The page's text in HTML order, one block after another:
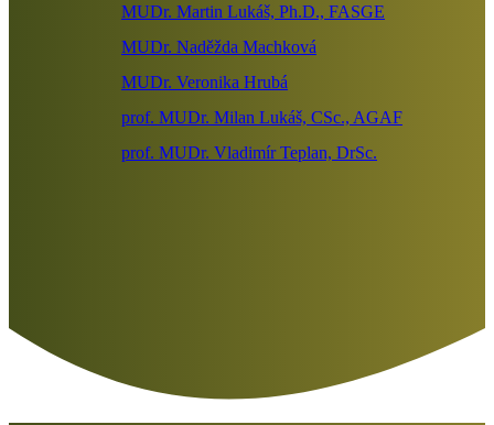
MUDr. Martin Lukáš, Ph.D., FASGE
MUDr. Naděžda Machková
MUDr. Veronika Hrubá
prof. MUDr. Milan Lukáš, CSc., AGAF
prof. MUDr. Vladimír Teplan, DrSc.